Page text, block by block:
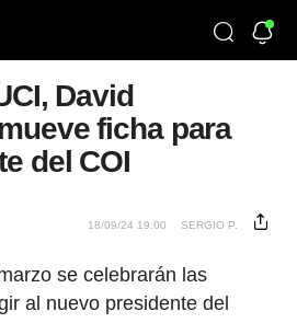
David
ficha para
del COI
18/09/24 19:00 SERGIO P.
se celebrarán las
al nuevo presidente del